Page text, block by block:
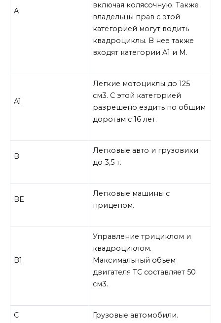
A
включая колясочную. Также
владельцы прав с этой
категорией могут водить
квадроциклы. В нее также
входят категорииA1 и M .
A1
Легкие мотоциклы до 125
см3. С этой категорией
разрешено ездить по общим
дорогам с 16 лет.
B
Легковые авто и грузовики
до 3,5 т.
BE
Легковые машины с
прицепом.
B1
Управление трициклом и
квадроциклом.
Максимальный объем
двигателя ТС составляет 50
см3.
C Грузовые автомобили.